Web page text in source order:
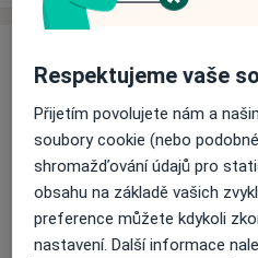
Odborník na:
Diabetologie
Vnitřní lékařství - interna
Hlavní léčená onemocnění
Cukrovka
Diabetes 2.
Komplikace cukrovky
Respektujeme vaše
Přijetím povolujete nám a
soubory cookie (nebo
shromažďování údajů pro
obsahu na základě vašich
preference můžete kdykoli
nastavení. Další informace